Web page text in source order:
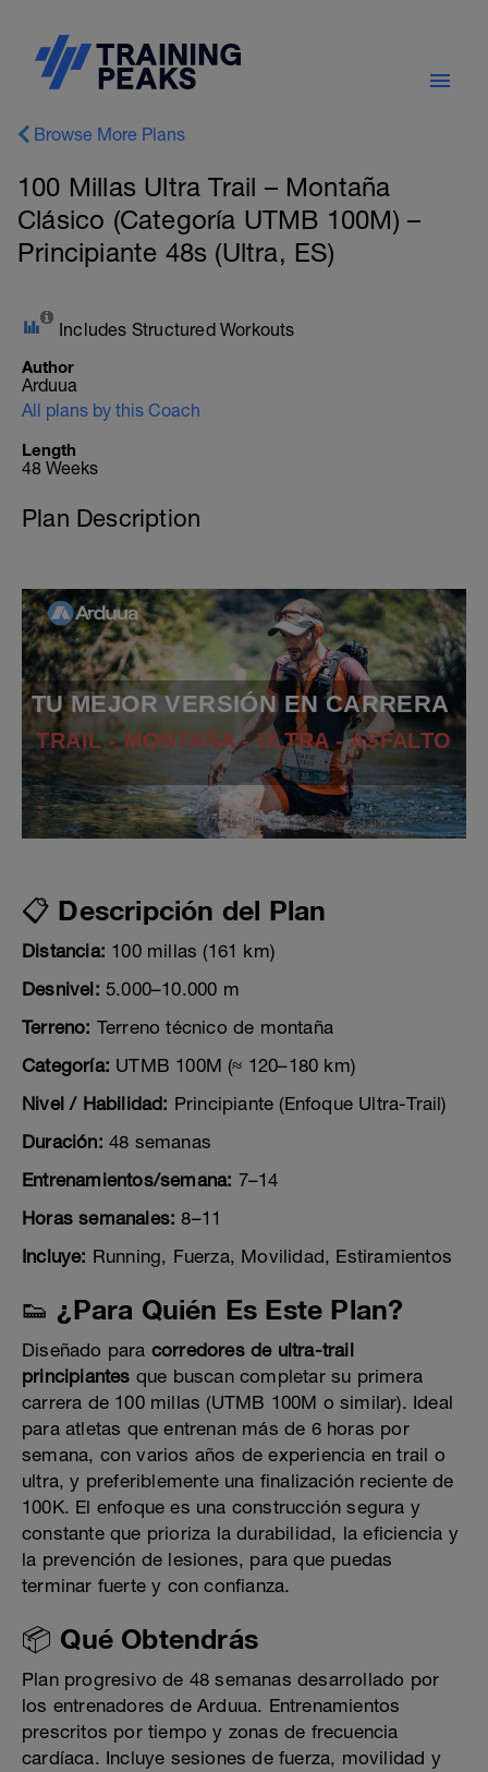
Browse More Plans
100 Millas Ultra Trail – Montaña
Clásico (Categoría UTMB 100M) –
Principiante 48s (Ultra, ES)
Includes Structured Workouts
Author
Arduua
All plans by this Coach
Length
48 Weeks
Plan Description
TU MEJOR VERSIÓN EN CARRERA
TRAIL - MONTAÑA - ULTRA - ASFALTO
📋 Descripción del Plan
Distancia: 100 millas (161 km)
Desnivel: 5.000–10.000 m
Terreno: Terreno técnico de montaña
Categoría: UTMB 100M (≈ 120–180 km)
Nivel / Habilidad: Principiante (Enfoque Ultra-Trail)
Duración: 48 semanas
Entrenamientos/semana: 7–14
Horas semanales: 8–11
Incluye: Running, Fuerza, Movilidad, Estiramientos
👟 ¿Para Quién Es Este Plan?
Diseñado para corredores de ultra-trail
principiantes que buscan completar su primera
carrera de 100 millas (UTMB 100M o similar). Ideal
para atletas que entrenan más de 6 horas por
semana, con varios años de experiencia en trail o
ultra, y preferiblemente una finalización reciente de
100K. El enfoque es una construcción segura y
constante que prioriza la durabilidad, la eficiencia y
la prevención de lesiones, para que puedas
terminar fuerte y con confianza.
📦 Qué Obtendrás
Plan progresivo de 48 semanas desarrollado por
los entrenadores de Arduua. Entrenamientos
prescritos por tiempo y zonas de frecuencia
cardíaca. Incluye sesiones de fuerza, movilidad y